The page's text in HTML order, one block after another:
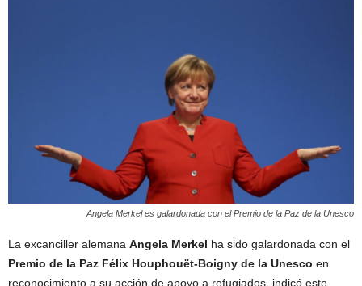
Angela Merkel es galardonada con el Premio de la Paz de la Unesco
La excanciller alemana Angela Merkel ha sido galardonada con el
Premio de la Paz Félix Houphouët-Boigny de la Unesco en
reconocimiento a su acción de apoyo a refugiados, indicó este